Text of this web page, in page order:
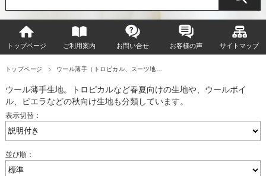
トップページ ご利用案内 お問い合せ お客様の声 サイトマップ
トップページ ウール薄手（トロピカル、スーツ地…
ウール薄手生地。トロピカルなど春夏向けの生地や、ウールボイ
ル、ビエラなどの秋向け生地も分類しています。
表示切替：
並び順：